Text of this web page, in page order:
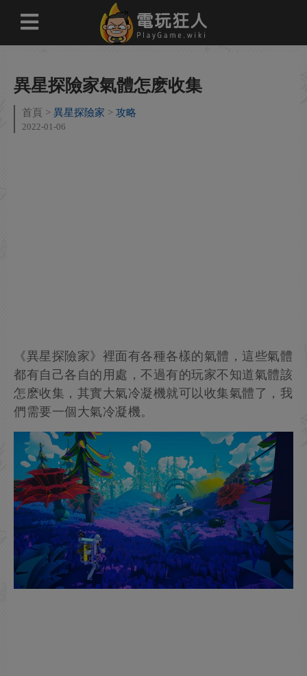
異星探險家氣體怎麽收集
首頁 異星探險家 攻略
2022-01-06
《異星探險家》裡面有各種各樣的氣體，這些氣體
都有自己各自的用處，不過有的玩家不知道氣體該
怎麽收集，其實大氣冷凝機就可以收集氣體了，我
們需要一個大氣冷凝機。